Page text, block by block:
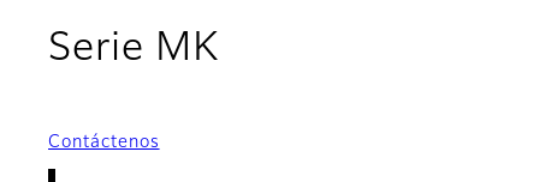
Serie MK
Contáctenos